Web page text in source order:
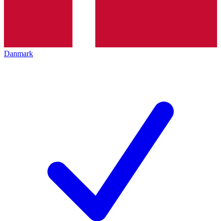
Danmark